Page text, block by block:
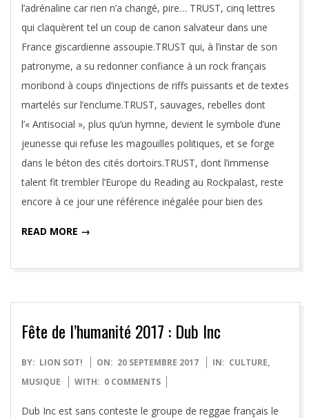
l’adrénaline car rien n’a changé, pire… TRUST, cinq lettres
qui claquèrent tel un coup de canon salvateur dans une
France giscardienne assoupie.TRUST qui, à l’instar de son
patronyme, a su redonner confiance à un rock français
moribond à coups d’injections de riffs puissants et de textes
martelés sur l’enclume.TRUST, sauvages, rebelles dont
l’« Antisocial », plus qu’un hymne, devient le symbole d’une
jeunesse qui refuse les magouilles politiques, et se forge
dans le béton des cités dortoirs.TRUST, dont l’immense
talent fit trembler l’Europe du Reading au Rockpalast, reste
encore à ce jour une référence inégalée pour bien des
READ MORE →
Fête de l’humanité 2017 : Dub Inc
2017-
09-
BY: LION SOT! ON: 20 SEPTEMBRE 2017 IN: CULTURE,
MUSIQUE
WITH: 0 COMMENTS
Dub Inc est sans conteste le groupe de reggae français le